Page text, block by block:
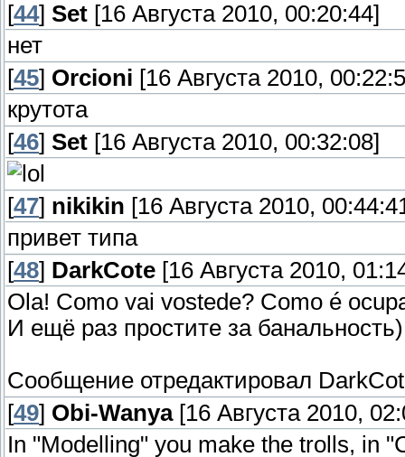
[44] Set [16 Августа 2010, 00:20:44]
нет
[45] Orcioni [16 Августа 2010,
крутота
[46] Set [16 Августа 2010, 00:32:08]
[47] nikikin [16 Августа 2010,
привет типа
[48] DarkCote [16 Августа 2010,
Ola! Como vai vostede? Como é
И ещё раз простите за банальность)
Сообщение отредактировал
[49] Obi-Wanya[16 Августа 2010,
In "Modelling" you make the trolls, in